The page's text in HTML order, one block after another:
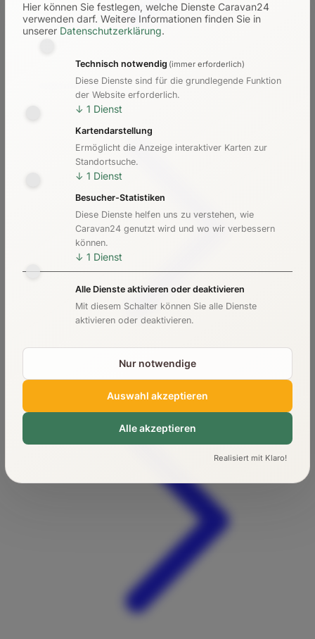
Kosten & Preise
Hier können Sie festlegen, welche Dienste Caravan24
verwenden darf. Weitere Informationen finden Sie in
unserer Datenschutzerklärung.
Technisch notwendig (immer erforderlich)
Diese Dienste sind für die grundlegende Funktion
der Website erforderlich.
↓ 1 Dienst
Kartendarstellung
Ermöglicht die Anzeige interaktiver Karten zur
Standortsuche.
↓ 1 Dienst
Besucher-Statistiken
Diese Dienste helfen uns zu verstehen, wie
Caravan24 genutzt wird und wo wir verbessern
können.
↓ 1 Dienst
Alle Dienste aktivieren oder deaktivieren
Mit diesem Schalter können Sie alle Dienste
aktivieren oder deaktivieren.
Nur notwendige
Auswahl akzeptieren
Alle akzeptieren
Realisiert mit Klaro!